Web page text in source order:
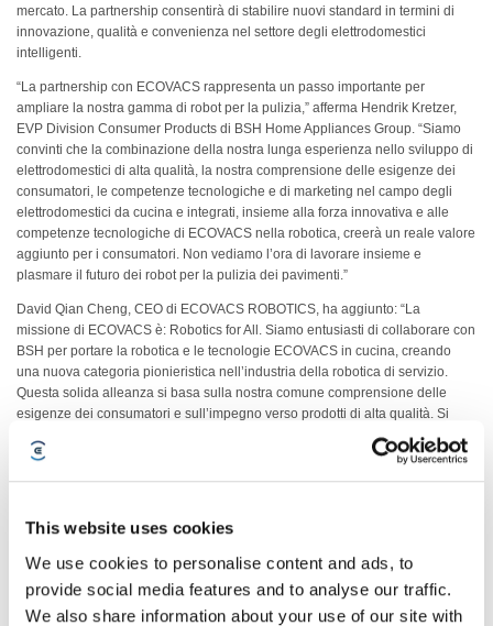
This website uses cookies
We use cookies to personalise content and ads, to
provide social media features and to analyse our traffic.
We also share information about your use of our site with
mercato. La partnership consentirà di stabilire nuovi standard in termini di
innovazione, qualità e convenienza nel settore degli elettrodomestici
intelligenti.
“La partnership con ECOVACS rappresenta un passo importante per
ampliare la nostra gamma di robot per la pulizia,” afferma Hendrik Kretzer,
EVP Division Consumer Products di BSH Home Appliances Group. “Siamo
convinti che la combinazione della nostra lunga esperienza nello sviluppo di
elettrodomestici di alta qualità, la nostra comprensione delle esigenze dei
consumatori, le competenze tecnologiche e di marketing nel campo degli
elettrodomestici da cucina e integrati, insieme alla forza innovativa e alle
competenze tecnologiche di ECOVACS nella robotica, creerà un reale valore
aggiunto per i consumatori. Non vediamo l’ora di lavorare insieme e
plasmare il futuro dei robot per la pulizia dei pavimenti.”
David Qian Cheng, CEO di ECOVACS ROBOTICS, ha aggiunto: “La
missione di ECOVACS è: Robotics for All. Siamo entusiasti di collaborare con
BSH per portare la robotica e le tecnologie ECOVACS in cucina, creando
una nuova categoria pionieristica nell’industria della robotica di servizio.
Questa solida alleanza si basa sulla nostra comune comprensione delle
esigenze dei consumatori e sull’impegno verso prodotti di alta qualità. Si
tratta di due marchi forti che si uniscono, leader nei rispettivi settori.
ECOVACS rimane impegnata a promuovere innovazioni pionieristiche nella
Il primo prodotto nato da questa partnership è il primo robot integrato al
sviluppato congiuntamente e alimentato dalle tecnologie robotiche
ECOVACS. Il robot è stato presentato alla fiera IFA e sarà disponibile nei
negozi europei a partire dalla primavera 2026. Si tratta del primo sistema di